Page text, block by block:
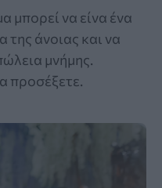
μπορεί να είνα ένα
άνοιας και να
μνήμης.
προσέξετε.